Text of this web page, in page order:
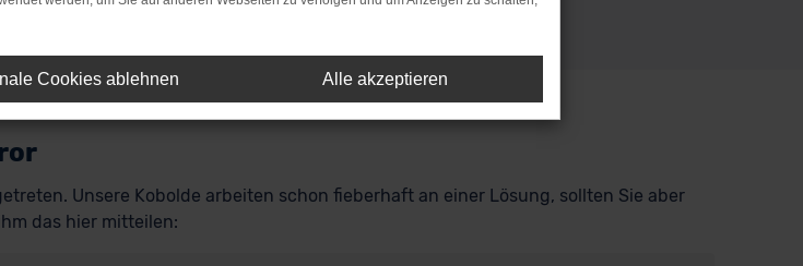
Unsere Kobolde arbeiten schon fieberhaft an einer Lösung, sollten Sie aber
das hier mitteilen:
Cookies ablehnen Alle akzeptieren